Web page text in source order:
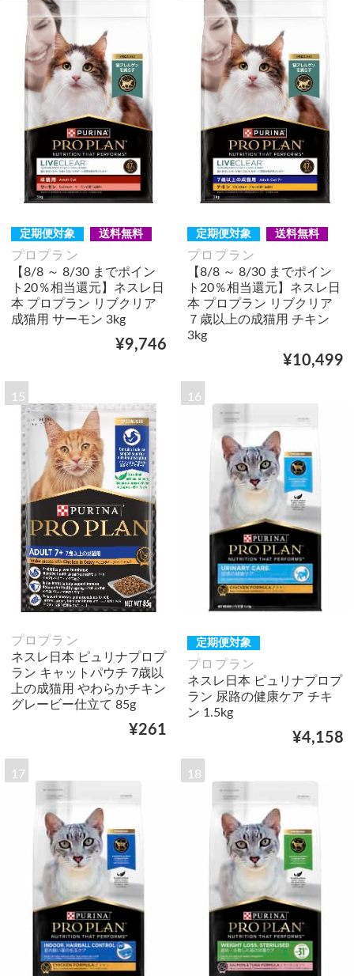
定期便対象 送料無料
プロプラン
【8/8 ～ 8/30 までポイン
ト20％相当還元】ネスレ日
本 プロプラン リブクリア
成猫用 サーモン 3kg
¥9,746
定期便対象 送料無料
プロプラン
【8/8 ～ 8/30 までポイン
ト20％相当還元】ネスレ日
本 プロプラン リブクリア
７歳以上の成猫用 チキン
3kg
¥10,499
15
プロプラン
ネスレ日本 ピュリナプロプ
ラン キャットパウチ 7歳以
上の成猫用 やわらかチキン
グレービー仕立て 85g
¥261
16
定期便対象
プロプラン
ネスレ日本 ピュリナプロプ
ラン 尿路の健康ケア チキ
ン 1.5kg
¥4,158
17 18